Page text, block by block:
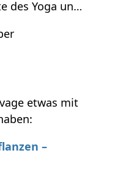
des Yoga un…
etwas mit
–